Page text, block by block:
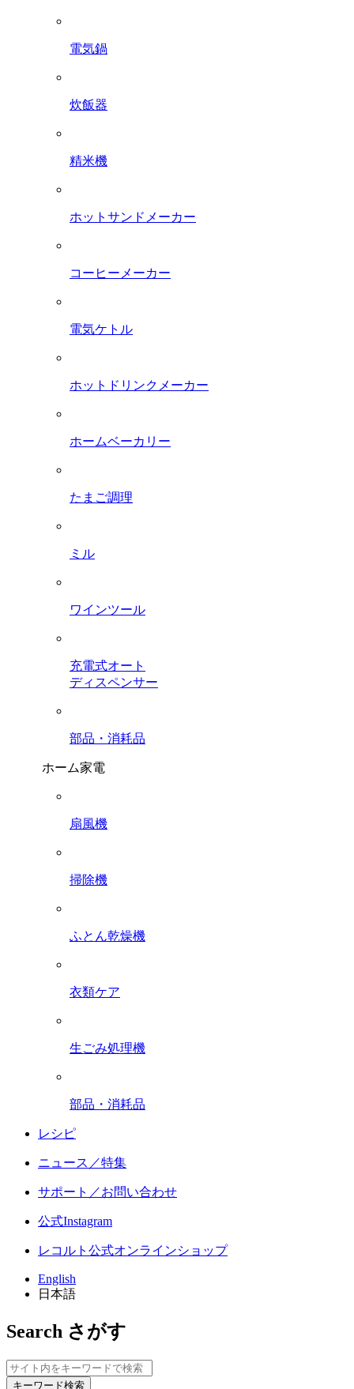
電気鍋
炊飯器
精米機
ホットサンドメーカー
コーヒーメーカー
電気ケトル
ホットドリンクメーカー
ホームベーカリー
たまご調理
ミル
ワインツール
充電式オート
ディスペンサー
部品・消耗品
ホーム家電
扇風機
掃除機
ふとん乾燥機
衣類ケア
生ごみ処理機
部品・消耗品
レシピ
ニュース／特集
サポート／お問い合わせ
公式Instagram
レコルト公式オンラインショップ
English
日本語
Search さがす
キーワード検索